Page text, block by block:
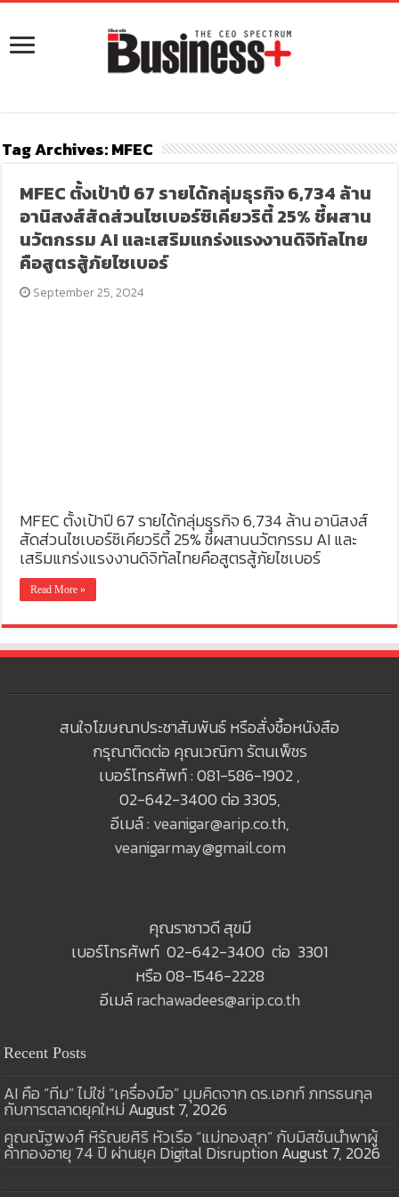
Tag Archives:MFEC
MFEC ตั้งเป้าปี 67 รายได้กลุ่มธุรกิจ 6,734 ล้าน
อานิสงส์สัดส่วนไซเบอร์ซิเคียวริตี้ 25% ชี้ผสาน
นวัตกรรม AI และเสริมแกร่งแรงงานดิจิทัลไทย
คือสูตรสู้ภัยไซเบอร์
September 25, 2024
MFEC ตั้งเป้าปี 67 รายได้กลุ่มธุรกิจ 6,734 ล้าน อานิสงส์
สัดส่วนไซเบอร์ซิเคียวริตี้ 25% ชี้ผสานนวัตกรรม AI และ
เสริมแกร่งแรงงานดิจิทัลไทยคือสูตรสู้ภัยไซเบอร์
Read More »
สนใจโฆษณาประชาสัมพันธ์ หรือสั่งซื้อหนังสือ
กรุณาติดต่อ คุณเวณิกา รัตนเพ็ชร
เบอร์โทรศัพท์ : 081-586-1902 ,
02-642-3400 ต่อ 3305,
อีเมล์ : veanigar@arip.co.th,
veanigarmay@gmail.com
คุณราชาวดี สุขมี
เบอร์โทรศัพท์ 02-642-3400 ต่อ 3301
หรือ 08-1546-2228
อีเมล์rachawadees@arip.co.th
Recent Posts
AI คือ “ทีม” ไม่ใช่ “เครื่องมือ” มุมคิดจาก ดร.เอกก์ ภทรธนกุล
กับการตลาดยุคใหม่ August 7, 2026
คุณณัฐพงศ์ หิรัณยศิริ หัวเรือ “แม่ทองสุก” กับมิสชันนำพาผู้
ค้าทองอายุ 74 ปี ผ่านยุค Digital Disruption August 7, 2026